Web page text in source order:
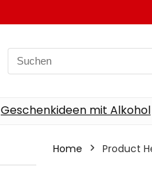
Search
for:
Geschenkideen mit Alkohol
Home Product